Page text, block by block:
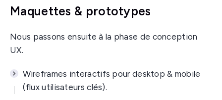
Maquettes & prototypes
Nous passons ensuite à la phase de conception
UX.
Wireframes interactifs pour desktop & mobile
(flux utilisateurs clés).